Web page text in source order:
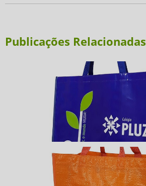
Publicações Relacionadas